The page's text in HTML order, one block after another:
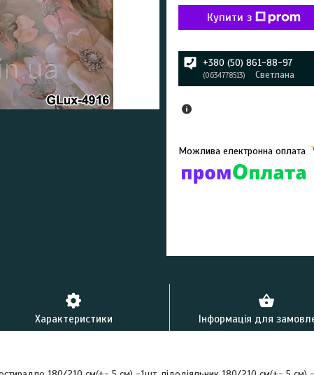
Купити з
+380 (50) 861-88-97
0634778513 Светлана
Характеристики Інформація для